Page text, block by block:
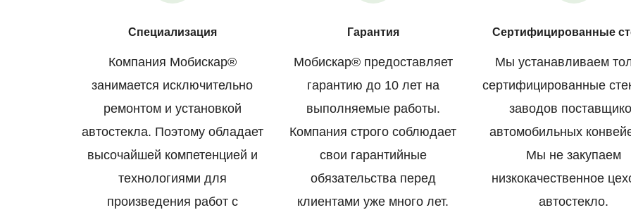
Специализация
Компания Мобискар®
занимается исключительно
ремонтом и установкой
автостекла. Поэтому обладает
высочайшей компетенцией и
технологиями для
произведения работ с
Гарантия
Мобискар® предоставляет
гарантию до 10 лет на
выполняемые работы.
Компания строго соблюдает
свои гарантийные
обязательства перед
клиентами уже много лет.
Сертифицированные
Мы устанавливаем
сертифицированные
заводов
автомобильных
Мы не закупаем
низкокачественное
автостекло.